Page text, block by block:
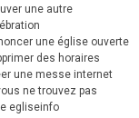
une autre
une église ouverte
des horaires
une messe internet
ne trouvez pas
egliseinfo